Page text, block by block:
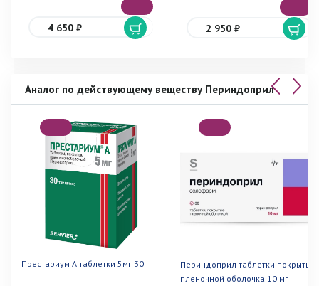
4 650 ₽ 2 950 ₽
Аналог по действующему веществу Периндоприл
Престариум А таблетки 5мг 30
Периндоприл таблетки покрытые
пленочной оболочка 10 мг